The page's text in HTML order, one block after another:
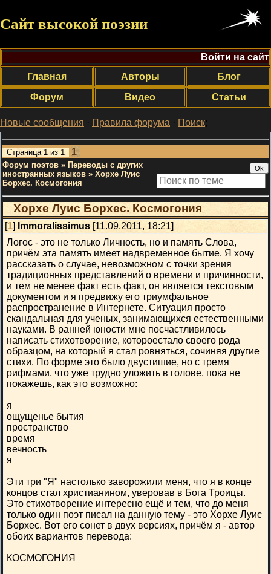
Сайт высокой поэзии
Войти на сайт
Главная
Авторы
Блог
Форум
Видео Статьи
Новые сообщения · Правила форума · Поиск;
Страница 1 из 1 1
Форум поэтов » Переводы с других
иностранных языков » Хорхе Луис
Борхес. Космогония
Хорхе Луис Борхес. Космогония
[1] Immoralissimus [11.09.2011, 18:21]
Логос - это не только Личность, но и память Слова,
причём эта память имеет надвременное бытие. Я хочу
рассказать о случае, невозможном с точки зрения
традиционных представлений о времени и причинности,
и тем не менее факт есть факт, он является текстовым
документом и я предвижу его триумфальное
распространение в Интернете. Ситуация просто
скандальная для ученых, занимающихся естественными
науками. В ранней юности мне посчастливилось
написать стихотворение, котороестало своего рода
образцом, на который я стал ровняться, сочиняя другие
стихи. По форме это было двустишие, но с тремя
рифмами, что уже трудно уложить в голове, пока не
покажешь, как это возможно:
я
ощущенье бытия
пространство
время
вечность
я
Эти три "Я" настолько заворожили меня, что я в конце
концов стал христианином, уверовав в Бога Троицы.
Это стихотворение интересно ещё и тем, что до меня
только один поэт писал на данную тему - это Хорхе Луис
Борхес. Вот его сонет в двух версиях, причём я - автор
обоих вариантов перевода:
КОСМОГОНИЯ